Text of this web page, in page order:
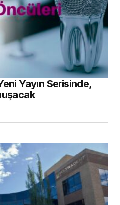
Yayın Serisinde,